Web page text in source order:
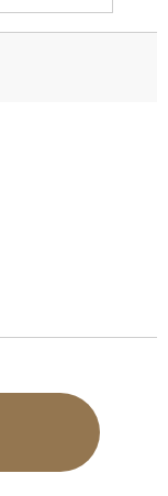
을 통하여 공지
하여, 「동의
여 개인정보
립 : 본인식별
대금결제
불만처리 등
나 이벤트 정